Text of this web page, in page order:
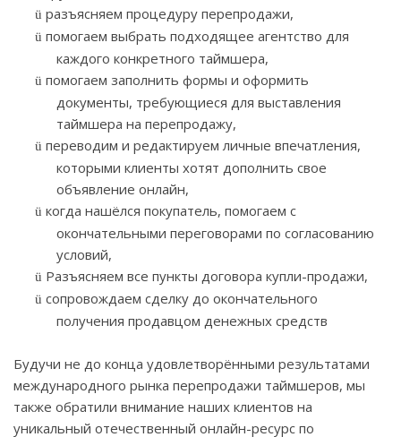
ü разъясняем процедуру перепродажи,
ü помогаем выбрать подходящее агентство для
каждого конкретного таймшера,
ü помогаем заполнить формы и оформить
документы, требующиеся для выставления
таймшера на перепродажу,
ü переводим и редактируем личные впечатления,
которыми клиенты хотят дополнить свое
объявление онлайн,
ü когда нашёлся покупатель, помогаем с
окончательными переговорами по согласованию
условий,
ü Разъясняем все пункты договора купли-продажи,
ü сопровождаем сделку до окончательного
получения продавцом денежных средств
Будучи не до конца удовлетворёнными результатами
международного рынка перепродажи таймшеров, мы
также обратили внимание наших клиентов на
уникальный отечественный онлайн-ресурс по